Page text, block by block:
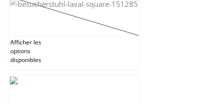
Gris
(Cette option n'est pas disponible pour le
Afficher les
options
disponibles